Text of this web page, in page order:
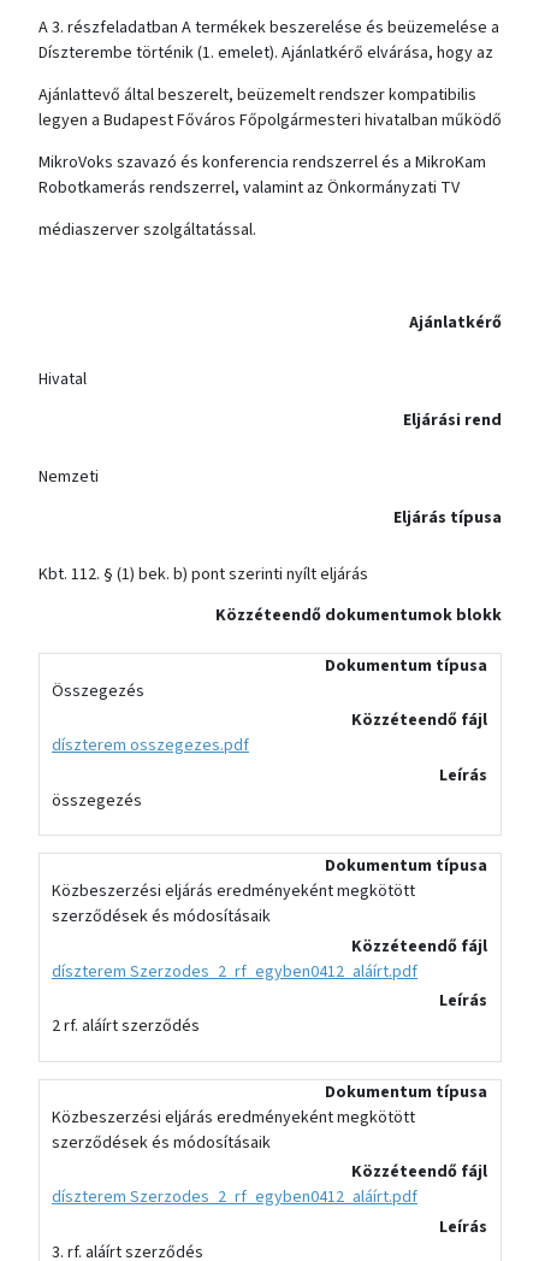
A 3. részfeladatban A termékek beszerelése és beüzemelése a
Díszterembe történik (1. emelet). Ajánlatkérő elvárása, hogy az
Ajánlattevő által beszerelt, beüzemelt rendszer kompatibilis
legyen a Budapest Főváros Főpolgármesteri hivatalban működő
MikroVoks szavazó és konferencia rendszerrel és a MikroKam
Robotkamerás rendszerrel, valamint az Önkormányzati TV
médiaszerver szolgáltatással.
Ajánlatkérő
Hivatal
Eljárási rend
Nemzeti
Eljárás típusa
Kbt. 112. § (1) bek. b) pont szerinti nyílt eljárás
Közzéteendő dokumentumok blokk
Dokumentum típusa
Összegezés
Közzéteendő fájl
díszterem osszegezes.pdf
Leírás
összegezés
Dokumentum típusa
Közbeszerzési eljárás eredményeként megkötött
szerződések és módosításaik
Közzéteendő fájl
díszterem Szerzodes_2_rf_egyben0412_aláírt.pdf
Leírás
2 rf. aláírt szerződés
Dokumentum típusa
Közbeszerzési eljárás eredményeként megkötött
szerződések és módosításaik
Közzéteendő fájl
díszterem Szerzodes_2_rf_egyben0412_aláírt.pdf
Leírás
3. rf. aláírt szerződés